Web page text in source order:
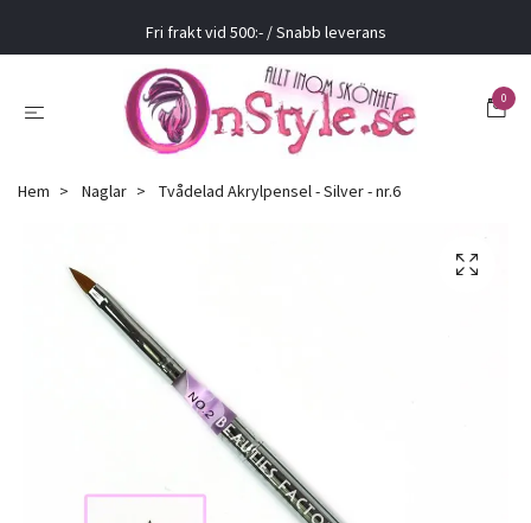
Fri frakt vid 500:- / Snabb leverans
0
Hem Naglar Tvådelad Akrylpensel - Silver - nr.6